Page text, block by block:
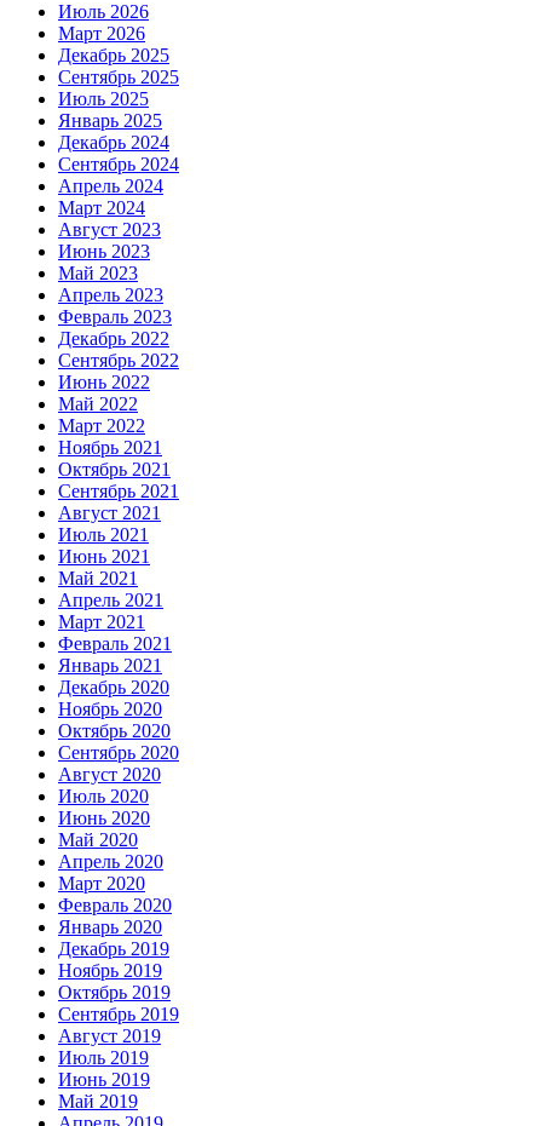
Июль 2026
Март 2026
Декабрь 2025
Сентябрь 2025
Июль 2025
Январь 2025
Декабрь 2024
Сентябрь 2024
Апрель 2024
Март 2024
Август 2023
Июнь 2023
Май 2023
Апрель 2023
Февраль 2023
Декабрь 2022
Сентябрь 2022
Июнь 2022
Май 2022
Март 2022
Ноябрь 2021
Октябрь 2021
Сентябрь 2021
Август 2021
Июль 2021
Июнь 2021
Май 2021
Апрель 2021
Март 2021
Февраль 2021
Январь 2021
Декабрь 2020
Ноябрь 2020
Октябрь 2020
Сентябрь 2020
Август 2020
Июль 2020
Июнь 2020
Май 2020
Апрель 2020
Март 2020
Февраль 2020
Январь 2020
Декабрь 2019
Ноябрь 2019
Октябрь 2019
Сентябрь 2019
Август 2019
Июль 2019
Июнь 2019
Май 2019